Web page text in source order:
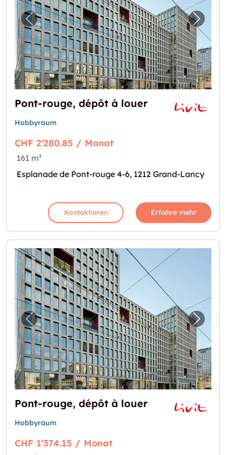
Vorheriges Bild für "Pont-rouge, dépôt à
Pont-rouge, dépôt à louer
Hobbyraum
CHF 2'280.85 / Monat
161 m²
Esplanade de Pont-rouge 4-6, 1212 Grand-Lancy
Kontaktieren Erfahre mehr
Vorheriges Bild für "Pont-rouge, dépôt à
Pont-rouge, dépôt à louer
Hobbyraum
CHF 1'374.15 / Monat